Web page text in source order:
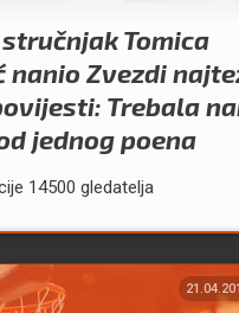
Tomica
Zvezdi
Trebala
jednog poena
14500 gledatelja